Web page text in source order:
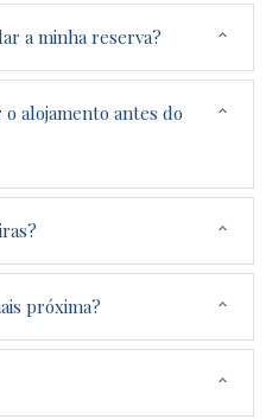
a minha reserva?
alojamento antes do
próxima?